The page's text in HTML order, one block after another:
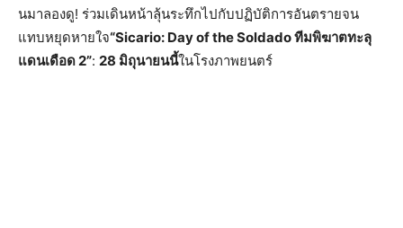
นมาลองดู! ร่วมเดินหน้าลุ้นระทึกไปกับปฏิบัติการอันตรายจน
แทบหยุดหายใจ“Sicario: Day of the Soldadoทีมพิฆาตทะลุ
แดนเดือด 2”: 28 มิถุนายนนี้ในโรงภาพยนตร์